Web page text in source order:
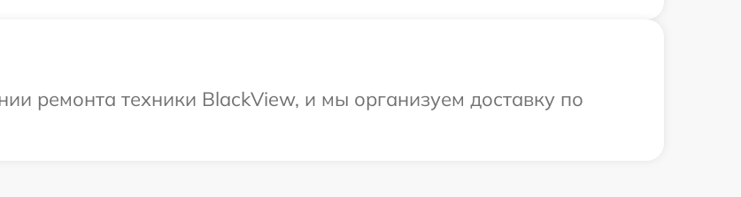
ремонта техники BlackView, и мы организуем доставку по